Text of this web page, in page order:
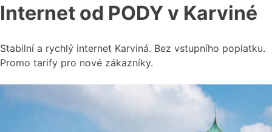
Internet od PODY v Karviné
Stabilní a rychlý internet Karviná. Bez vstupního poplatku.
Promo tarify pro nové zákazníky.